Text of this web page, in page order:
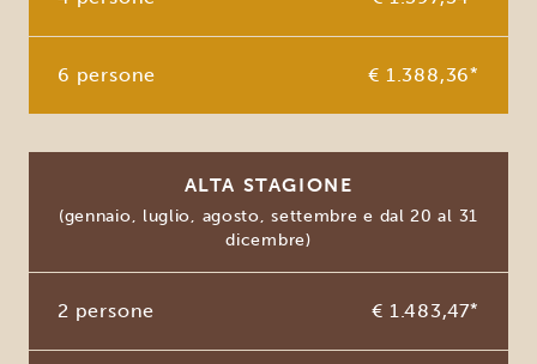
6 persone € 1.388,36*
ALTA STAGIONE
(gennaio, luglio, agosto, settembre e dal 20 al 31
dicembre)
2 persone € 1.483,47*